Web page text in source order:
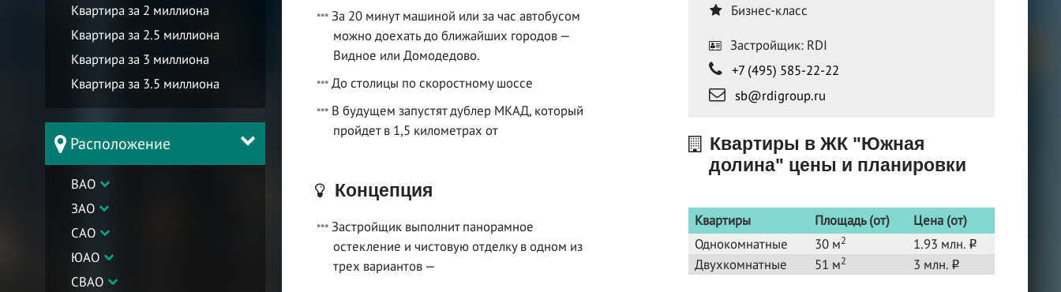
Квартира за 2 миллиона
Квартира за 2.5 миллиона
Квартира за 3 миллиона
Квартира за 3.5 миллиона
Расположение
ВАО
ЗАО
САО
ЮАО
СВАО
За 20 минут машиной или за час автобусом
можно доехать до ближайших городов —
Видное или Домодедово.
До столицы по скоростному шоссе
В будущем запустят дублер МКАД, который
пройдет в 1,5 километрах от
Концепция
Застройщик выполнит панорамное
остекление и чистовую отделку в одном из
трех вариантов —
Бизнес-класс
Застройщик: RDI
+7 (495) 585-22-22
sb@rdigroup.ru
Квартиры в ЖК "Южная
долина" цены и планировки
Квартиры Площадь (от)
Цена (от)
Однокомнатные
30 м2 1.93 млн. o
Двухкомнатные 51 м2 3 млн. o